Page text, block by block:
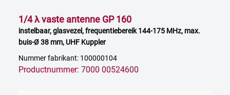
1/4 λ vaste antenne GP 160
instelbaar, glasvezel, frequentiebereik 144-175 MHz, max.
buis-Ø 38 mm, UHF Kuppler
Nummer fabrikant: 100000104
Productnummer: 7000 00524600